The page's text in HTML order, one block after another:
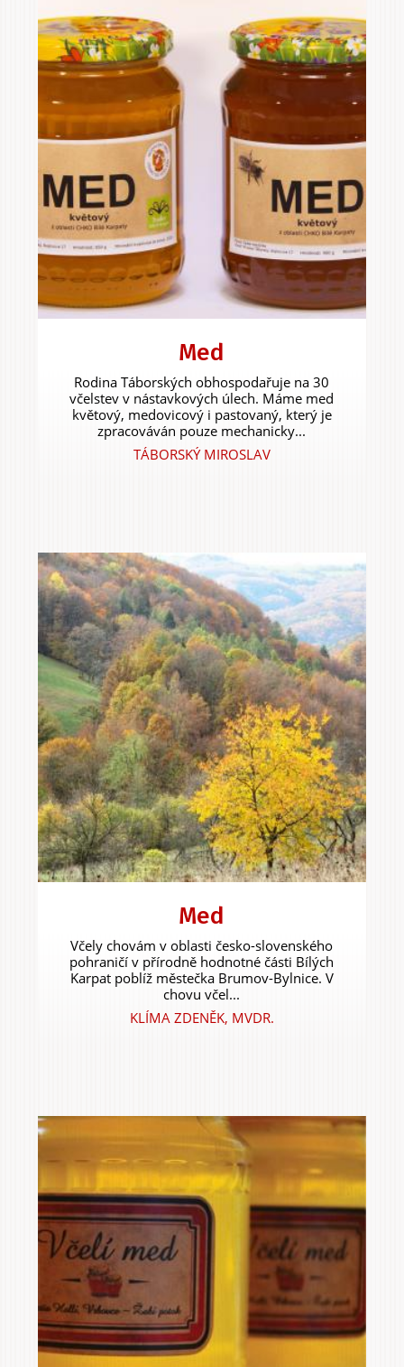
Med
Rodina Táborských obhospodařuje na 30
včelstev v nástavkových úlech. Máme med
květový, medovicový i pastovaný, který je
zpracováván pouze mechanicky...
TÁBORSKÝ MIROSLAV
Med
Včely chovám v oblasti česko-slovenského
pohraničí v přírodně hodnotné části Bílých
Karpat poblíž městečka Brumov-Bylnice. V
chovu včel...
KLÍMA ZDENĚK, MVDR.